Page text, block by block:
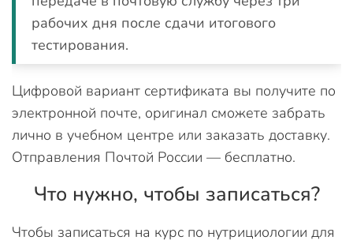
рабочих дня после сдачи итогового
тестирования.
Цифровой вариант сертификата вы получите по
электронной почте, оригинал сможете забрать
лично в учебном центре или заказать доставку.
Отправления Почтой России — бесплатно.
Что нужно, чтобы записаться?
Чтобы записаться на курс по нутрициологии для